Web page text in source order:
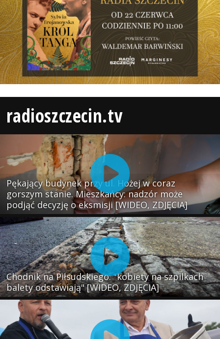
radioszczecin.tv
Pękający budynek przy ul. Hożej w coraz
gorszym stanie. Mieszkańcy: nadzór może
podjąć decyzję o eksmisji [WIDEO, ZDJĘCIA]
Chodnik na Piłsudskiego: "kobiety na szpilkach
balety odstawiają" [WIDEO, ZDJĘCIA]